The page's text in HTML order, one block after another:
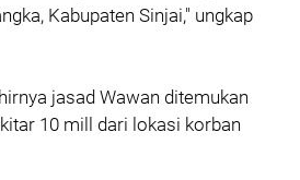
Kabupaten Sinjai," ungkap
jasad Wawan ditemukan
10 mill dari lokasi korban